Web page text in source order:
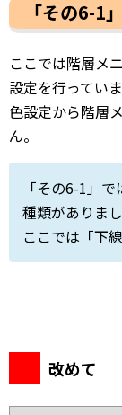
「その6-1
ここでは階層メ
設定を行っていま
色設定から階層
ん。
「その6-1」
種類がありまし
ここでは「下
改めて